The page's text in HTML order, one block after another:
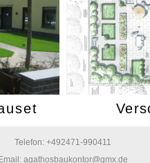
Telefon: +492471-990411
agathosbaukontor@gmx.de